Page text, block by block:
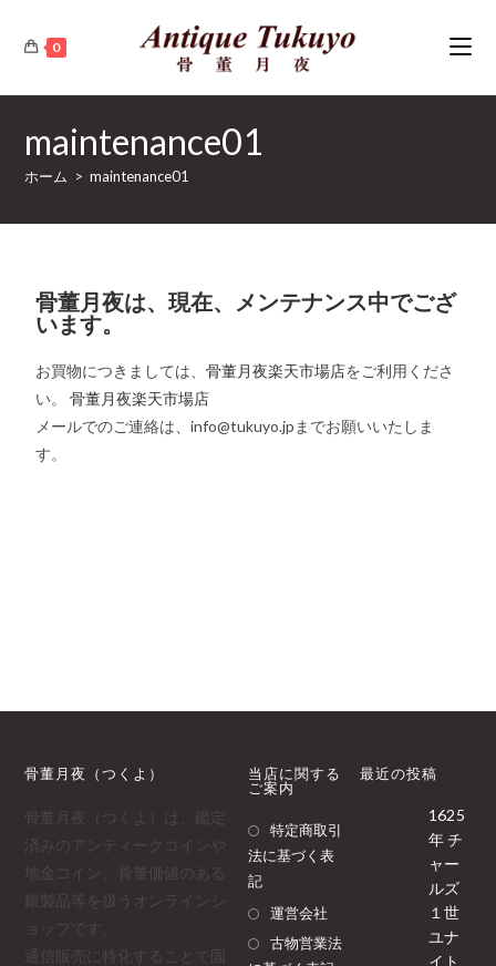
0
maintenance01
ホーム > maintenance01
骨董月夜は、現在、メンテナンス中でござ
います。
お買物につきましては、骨董月夜楽天市場店をご利用くださ
い。骨董月夜楽天市場店
メールでのご連絡は、info@tukuyo.jpまでお願いいたしま
す。
骨董月夜（つくよ）
骨董月夜（つくよ）は、鑑定
済みのアンティークコインや
地金コイン、骨董価値のある
銀製品等を扱うオンラインシ
ョップです。
通信販売に特化することで固
当店に関する
ご案内
特定商取引
法に基づく表
記
運営会社
古物営業法
最近の投稿
1625
年 チ
ャー
ルズ
１世
ユナ
イト